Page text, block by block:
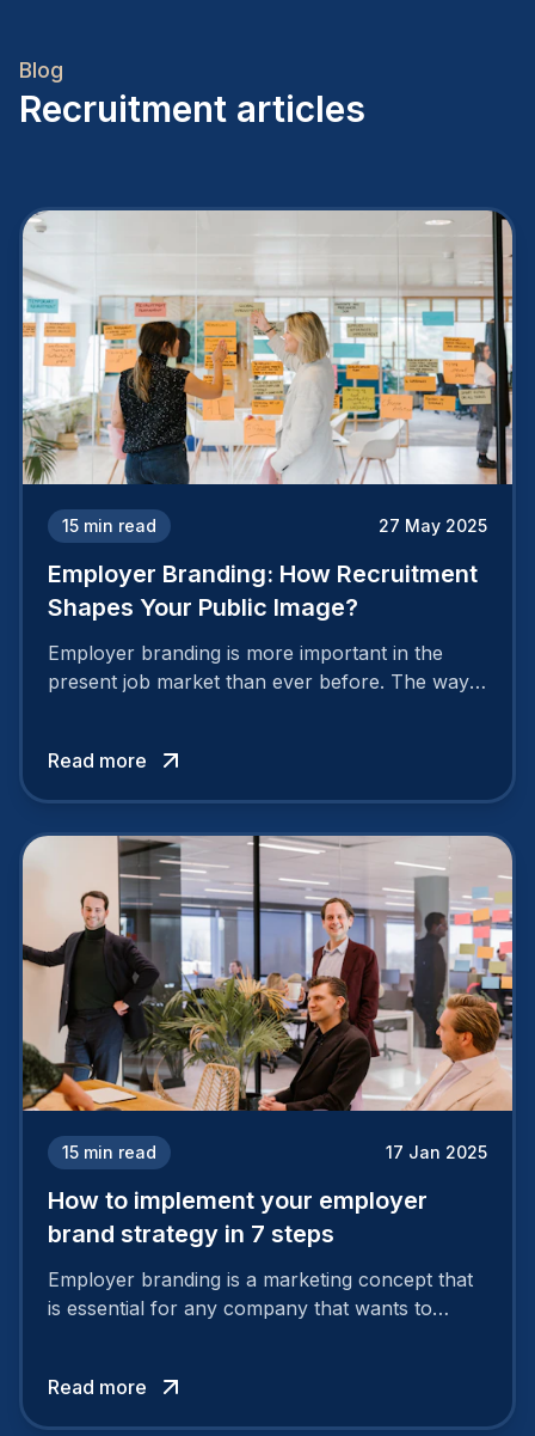
Blog
Recruitment articles
15 min read 27 May 2025
Employer Branding: How Recruitment
Shapes Your Public Image?
Employer branding is more important in the
present job market than ever before. The way
Read more
15 min read 17 Jan 2025
How to implement your employer
brand strategy in 7 steps
Employer branding is a marketing concept that
is essential for any company that wants to
solid and positive employer brand are clear, you
cannot simply wave a magic wand for it to be
Read more